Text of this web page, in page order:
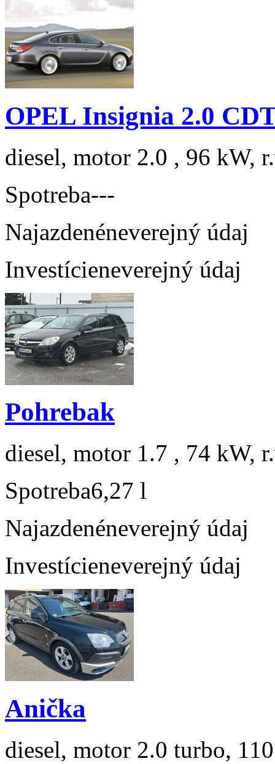
OPEL Insignia 2.0
diesel, motor 2.0 , 96 kW,
Spotreba---
Najazdenéneverejný údaj
Investícieneverejný údaj
Pohrebak
diesel, motor 1.7 , 74 kW,
Spotreba6,27 l
Najazdenéneverejný údaj
Investícieneverejný údaj
Anička
diesel, motor 2.0 turbo,